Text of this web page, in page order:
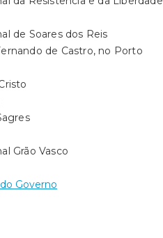
de Soares dos Reis
de Castro, no Porto
Grão Vasco
Governo